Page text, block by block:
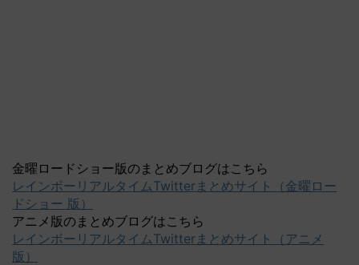
金曜ロードショー版のまとめブログはこちら
レインボーリアルタイムTwitterまとめサイト（金曜ロー
ドショー 版）
アニメ版のまとめブログはこちら
レインボーリアルタイムTwitterまとめサイト（アニメ
版）